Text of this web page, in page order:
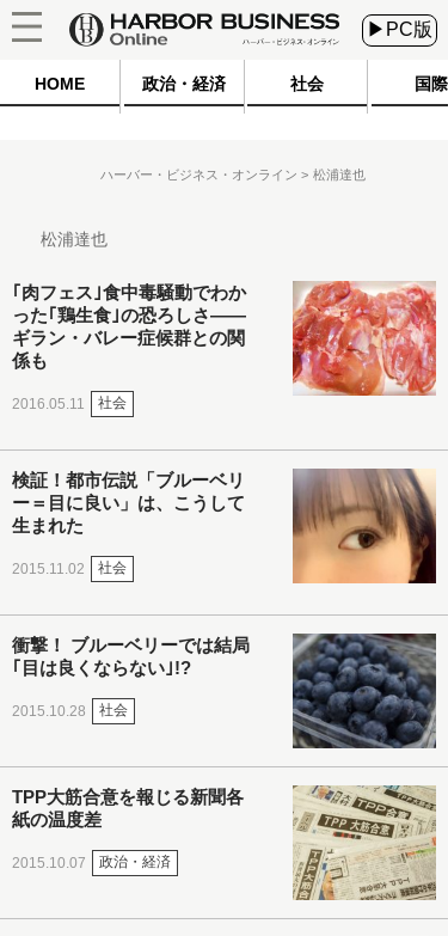
▶PC版
HOME 政治・経済 社会 国際
ハーバー・ビジネス・オンライン 松浦達也
松浦達也
｢肉フェス｣食中毒騒動でわか
った｢鶏生食｣の恐ろしさ――
ギラン・バレー症候群との関
係も
2016.05.11 社会
検証！都市伝説「ブルーベリ
ー＝目に良い」は、こうして
生まれた
2015.11.02 社会
衝撃！ ブルーベリーでは結局
｢目は良くならない｣!?
2015.10.28 社会
TPP大筋合意を報じる新聞各
紙の温度差
2015.10.07 政治・経済